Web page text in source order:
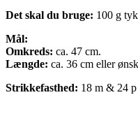
Det skal du bruge: 100 g
Mål:
Omkreds: ca. 47 cm.
Længde: ca. 36 cm eller
Strikkefasthed: 18 m & 24 p